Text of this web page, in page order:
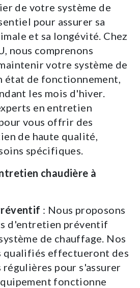
de votre système de
pour assurer sa
et sa longévité. Chez
nous comprenons
votre système de
état de fonctionnement,
les mois d'hiver.
en entretien
vous offrir des
de haute qualité,
spécifiques.
chaudière à
: Nous proposons
d'entretien préventif
de chauffage. Nos
qualifiés effectueront des
pour s'assurer
fonctionne